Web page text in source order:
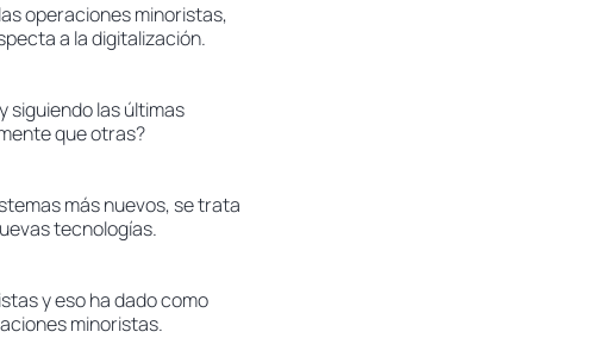
operaciones minoristas,
a la digitalización.
siguiendo las últimas
que otras?
más nuevos, se trata
tecnologías.
y eso ha dado como
minoristas.